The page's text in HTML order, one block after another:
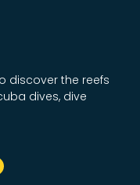
discover the reefs
dives, dive